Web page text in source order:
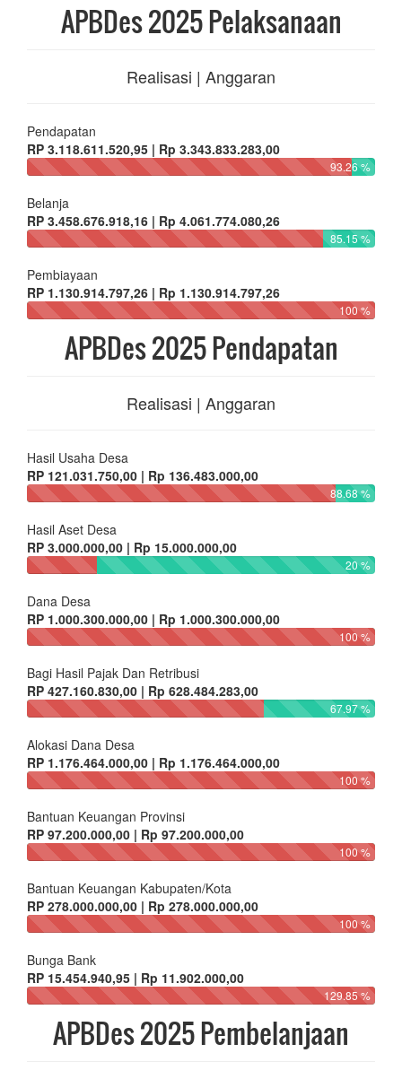
APBDes 2025 Pelaksanaan
Realisasi | Anggaran
Pendapatan
RP 3.118.611.520,95 | Rp 3.343.833.283,00
93.26 %
Belanja
RP 3.458.676.918,16 | Rp 4.061.774.080,26
85.15 %
Pembiayaan
RP 1.130.914.797,26 | Rp 1.130.914.797,26
100 %
APBDes 2025 Pendapatan
Realisasi | Anggaran
Hasil Usaha Desa
RP 121.031.750,00 | Rp 136.483.000,00
88.68 %
Hasil Aset Desa
RP 3.000.000,00 | Rp 15.000.000,00
20 %
Dana Desa
RP 1.000.300.000,00 | Rp 1.000.300.000,00
100 %
Bagi Hasil Pajak Dan Retribusi
RP 427.160.830,00 | Rp 628.484.283,00
67.97 %
Alokasi Dana Desa
RP 1.176.464.000,00 | Rp 1.176.464.000,00
100 %
Bantuan Keuangan Provinsi
RP 97.200.000,00 | Rp 97.200.000,00
100 %
Bantuan Keuangan Kabupaten/Kota
RP 278.000.000,00 | Rp 278.000.000,00
100 %
Bunga Bank
RP 15.454.940,95 | Rp 11.902.000,00
129.85 %
APBDes 2025 Pembelanjaan